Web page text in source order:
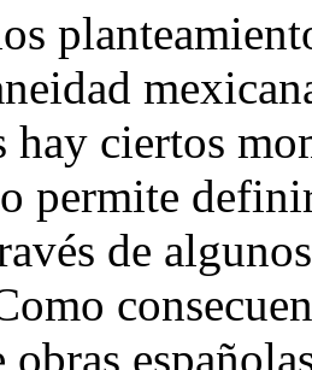
ciertos
permite
de